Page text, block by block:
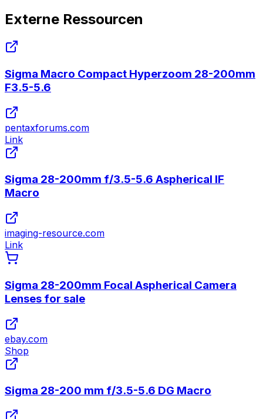
Externe Ressourcen
Sigma Macro Compact Hyperzoom 28-200mm
F3.5-5.6
pentaxforums.com
Link
Sigma 28-200mm f/3.5-5.6 Aspherical IF
Macro
imaging-resource.com
Link
Sigma 28-200mm Focal Aspherical Camera
Lenses for sale
ebay.com
Shop
Sigma 28-200 mm f/3.5-5.6 DG Macro